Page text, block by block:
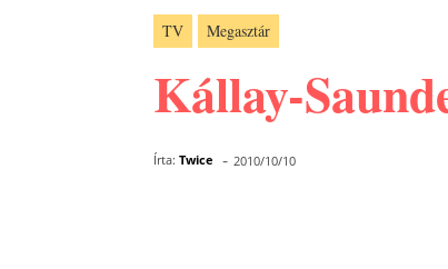
TV Megasztár
Kállay-
Írta: Twice - 2010/10/10